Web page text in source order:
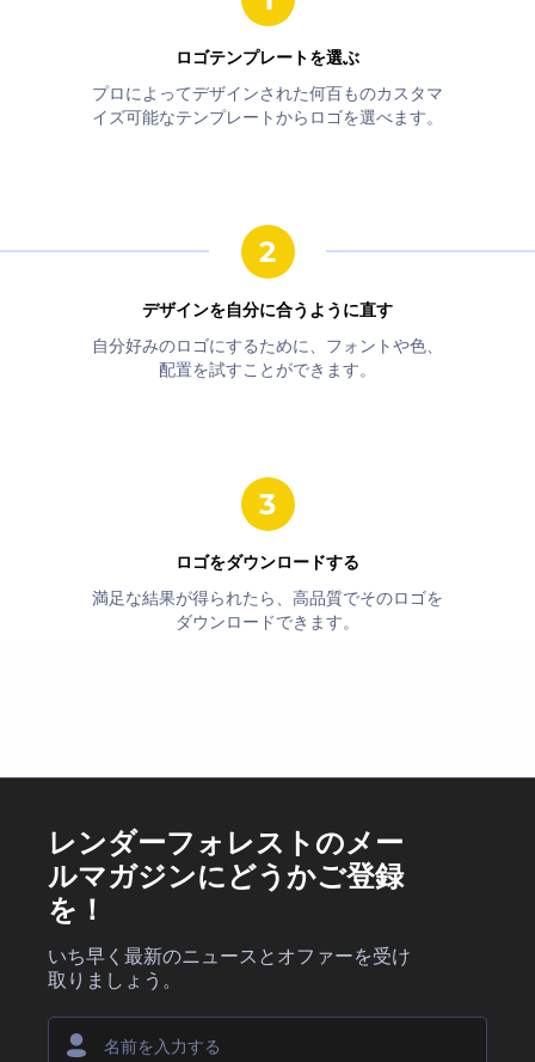
ロゴテンプレートを選ぶ
プロによってデザインされた何百ものカスタマ
イズ可能なテンプレートからロゴを選べます。
デザインを自分に合うように直す
自分好みのロゴにするために、フォントや色、
配置を試すことができます。
ロゴをダウンロードする
満足な結果が得られたら、高品質でそのロゴを
ダウンロードできます。
レンダーフォレストのメー
ルマガジンにどうかご登録
を！
いち早く最新のニュースとオファーを受け
取りましょう。